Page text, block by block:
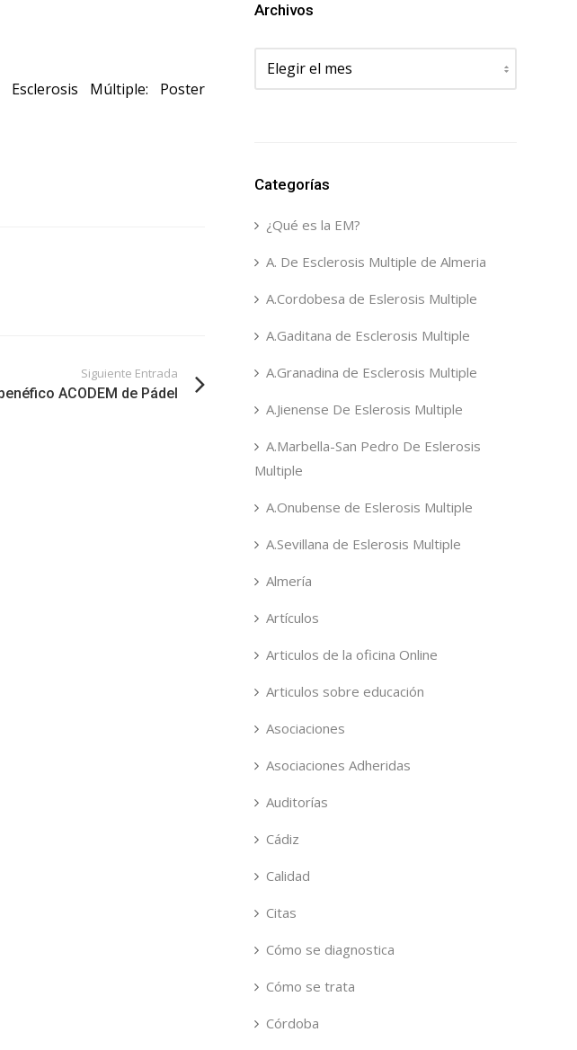
Múltiple: Poster
Siguiente Entrada
ACODEM de Pádel
Archivos
Archivos
Categorías
¿Qué es la EM?
A. De Esclerosis Multiple de Almeria
A.Cordobesa de Eslerosis Multiple
A.Gaditana de Esclerosis Multiple
A.Granadina de Esclerosis Multiple
A.Jienense De Eslerosis Multiple
A.Marbella-San Pedro De Eslerosis
Multiple
A.Onubense de Eslerosis Multiple
A.Sevillana de Eslerosis Multiple
Almería
Artículos
Articulos de la oficina Online
Articulos sobre educación
Asociaciones
Asociaciones Adheridas
Auditorías
Cádiz
Calidad
Citas
Cómo se diagnostica
Cómo se trata
Córdoba